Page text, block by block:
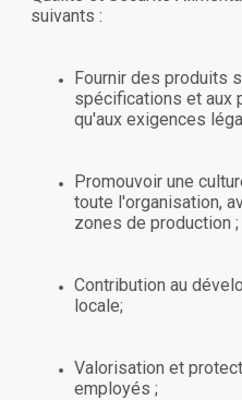
suivants :
Fournir des produits
spécifications et aux
qu'aux exigences
Promouvoir une
toute l'organisation,
zones de production ;
Contribution au
locale;
Valorisation et
employés ;